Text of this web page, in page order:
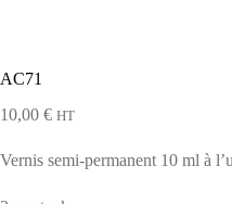
AC71
10,00 € HT
Vernis semi-permanent 10 ml à